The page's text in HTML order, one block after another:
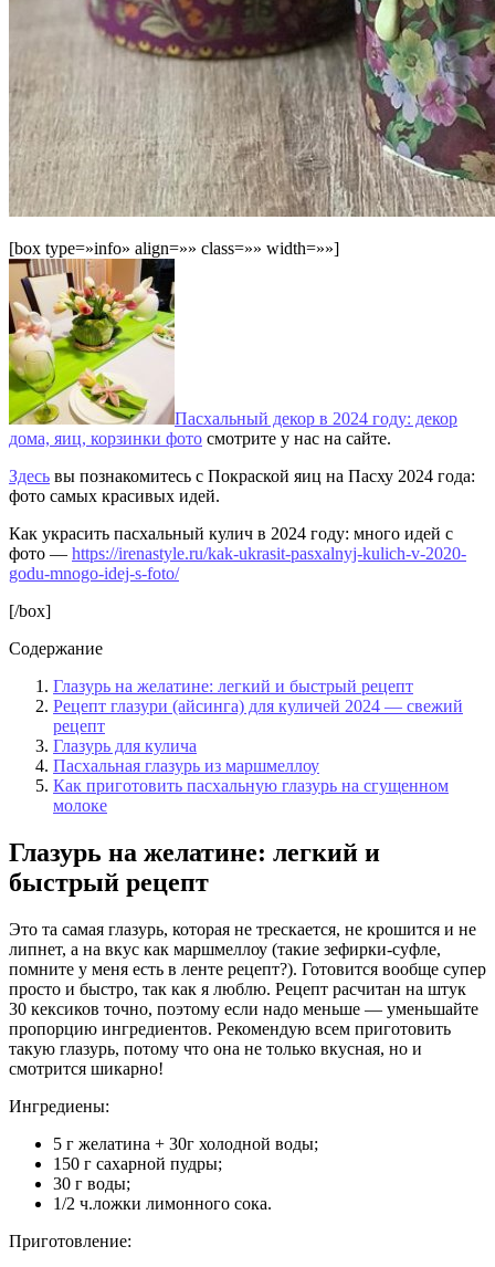
[box type=»info» align=»» class=»» width=»»]
Пасхальный декор в 2024 году: декор
дома, яиц, корзинки фото смотрите у нас на сайте.
Здесь вы познакомитесь с Покраской яиц на Пасху 2024 года:
фото самых красивых идей.
Как украсить пасхальный кулич в 2024 году: много идей с
фото — https://irenastyle.ru/kak-ukrasit-pasxalnyj-kulich-v-2020-
godu-mnogo-idej-s-foto/
[/box]
Содержание
Глазурь на желатине: легкий и быстрый рецепт
Рецепт глазури (айсинга) для куличей 2024 — свежий
рецепт
Глазурь для кулича
Пасхальная глазурь из маршмеллоу
Как приготовить пасхальную глазурь на сгущенном
молоке
Глазурь на желатине: легкий и
быстрый рецепт
Это та самая глазурь, которая не трескается, не крошится и не
липнет, а на вкус как маршмеллоу (такие зефирки-суфле,
помните у меня есть в ленте рецепт?). Готовится вообще супер
просто и быстро, так как я люблю. Рецепт расчитан на штук
30 кексиков точно, поэтому если надо меньше — уменьшайте
пропорцию ингредиентов. Рекомендую всем приготовить
такую глазурь, потому что она не только вкусная, но и
смотрится шикарно!
Ингредиены:
5 г желатина + 30г холодной воды;
150 г сахарной пудры;
30 г воды;
1/2 ч.ложки лимонного сока.
Приготовление: